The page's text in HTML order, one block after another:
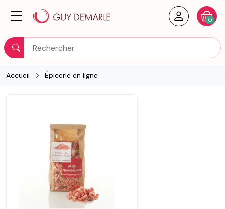
Rechercher
Créer
0
Accueil Épicerie en ligne